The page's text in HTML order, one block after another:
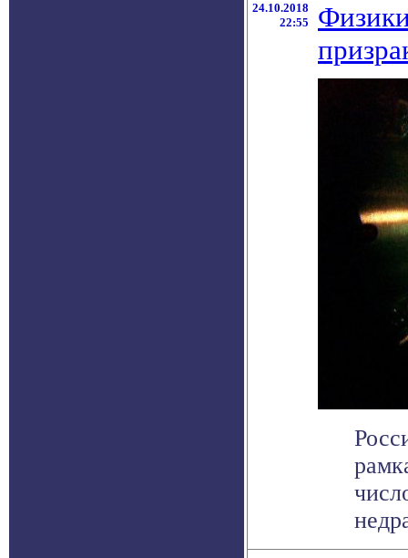
24.10.2018
22:55